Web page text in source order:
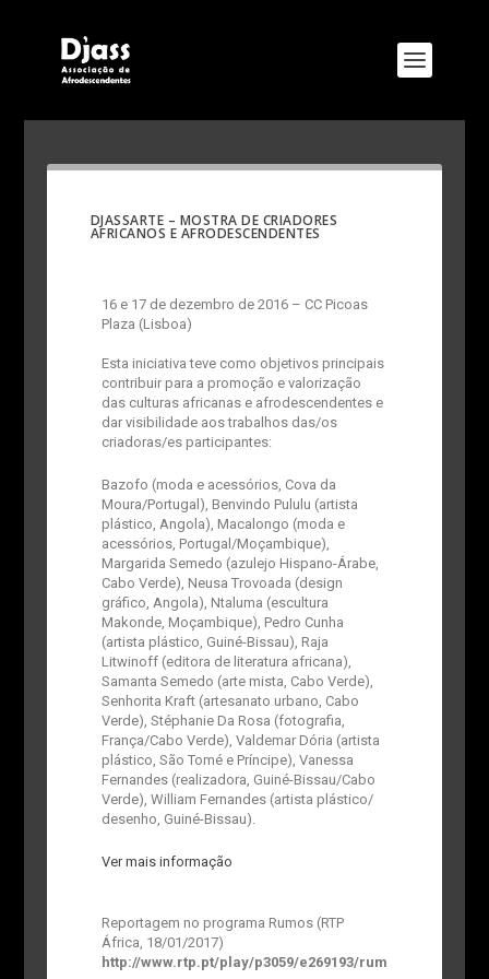
DJASSARTE – MOSTRA DE CRIADORES
AFRICANOS E AFRODESCENDENTES
16 e 17 de dezembro de 2016 – CC Picoas
Plaza (Lisboa)
​Esta iniciativa teve como objetivos principais
contribuir para a promoção e valorização
das culturas africanas e afrodescendentes e
dar visibilidade aos trabalhos das/os
criadoras/es participantes:
Bazofo (moda e acessórios, Cova da
Moura/Portugal), Benvindo Pululu (artista
plástico, Angola), Macalongo (moda e
acessórios, Portugal/Moçambique),
Margarida Semedo (azulejo Hispano-Árabe,
Cabo Verde), Neusa Trovoada (design
gráfico, Angola), Ntaluma (escultura
Makonde, Moçambique), Pedro Cunha
(artista plástico, Guiné-Bissau), Raja
Litwinoff (editora de literatura africana),
Samanta Semedo (arte mista, Cabo Verde),
Senhorita Kraft (artesanato urbano, Cabo
Verde), Stéphanie Da Rosa (fotografia,
França/Cabo Verde), Valdemar Dória (artista
plástico, São Tomé e Príncipe), Vanessa
Fernandes (realizadora, Guiné-Bissau/Cabo
Verde), William Fernandes (artista plástico/
desenho, Guiné-Bissau).
Ver mais informação
Reportagem no programa Rumos (RTP
África, 18/01/2017)
http://www.rtp.pt/play/p3059/e269193/rum